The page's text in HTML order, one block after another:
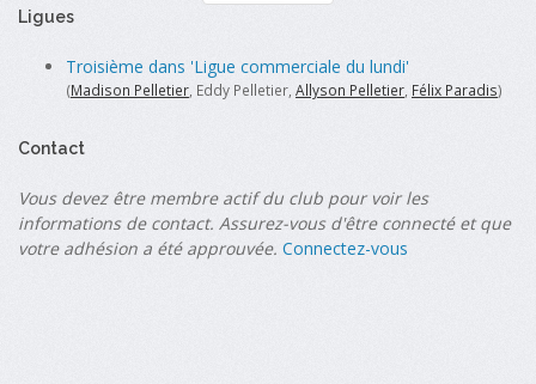
Ligues
Troisième dans 'Ligue commerciale du lundi'
(Madison Pelletier , Eddy Pelletier, Allyson Pelletier Félix Paradis)
Contact
Vous devez être membre actif du club pour voir les
informations de contact. Assurez-vous d'être connecté et que
votre adhésion a été approuvée. Connectez-vous